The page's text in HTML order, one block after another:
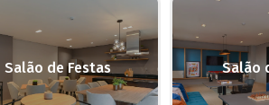
Salão de Festas Salão